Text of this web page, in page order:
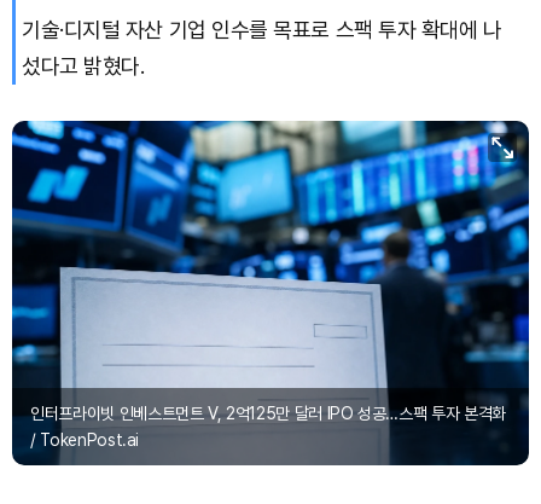
기술·디지털 자산 기업 인수를 목표로 스팩 투자 확대에 나
섰다고 밝혔다.
인터프라이빗 인베스트먼트 V, 2억125만 달러 IPO 성공…스팩 투자 본격화
/ TokenPost.ai